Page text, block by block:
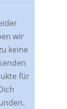
wir
keine
für